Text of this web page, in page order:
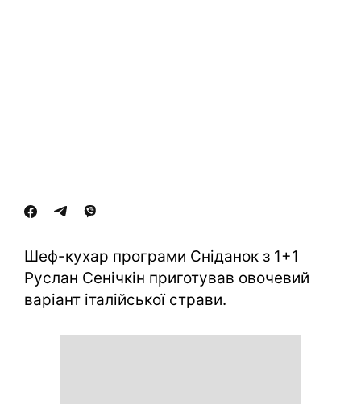
Шеф-кухар програми Сніданок з 1+1
Руслан Сенічкін приготував овочевий
варіант італійської страви.